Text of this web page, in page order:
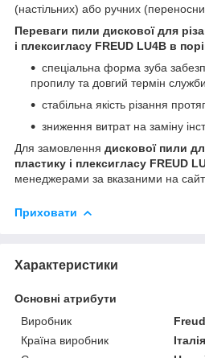
(настільних) або ручних
Переваги пили дискової для
і плексигласу FREUD LU4B в
спеціальна форма зуба
пропилу та довгий термін
стабільна якість різання
зниження витрат на заміну
Для замовлення дискової пили
пластику і плексигласу FREUD
менеджерами за вказаними на
Приховати
Характеристики
Основні атрибути
Виробник
Freud
Країна виробник
Італія